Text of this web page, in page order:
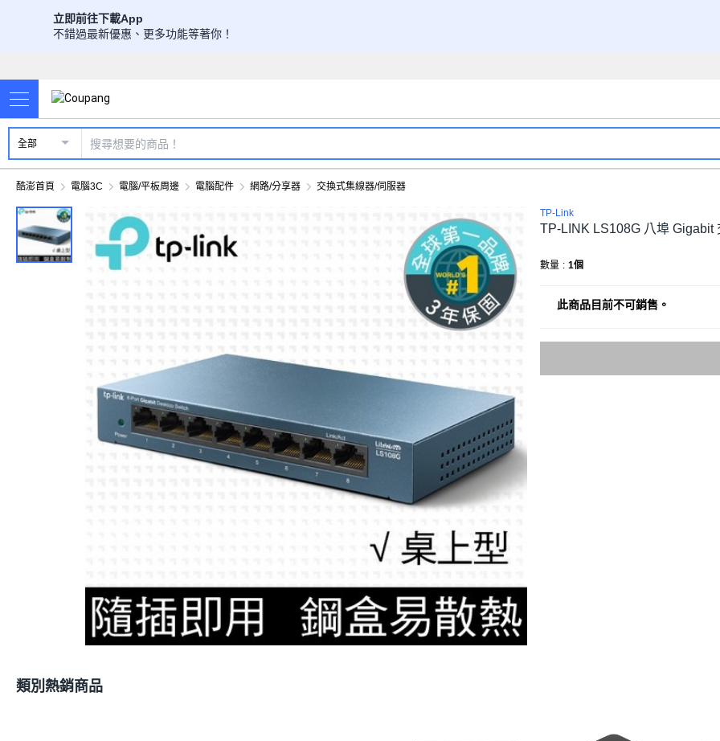
立即前往下載App
不錯過最新優惠、更多功能等著你！
全部
酷澎首頁 電腦3C 電腦/平板周邊 電腦配件 網路/分享器 交換式集線器/伺服器
TP-Link
TP-LINK LS108G 八埠 Gigabit
數量 : 1個
此商品目前不可銷售。
類別熱銷商品